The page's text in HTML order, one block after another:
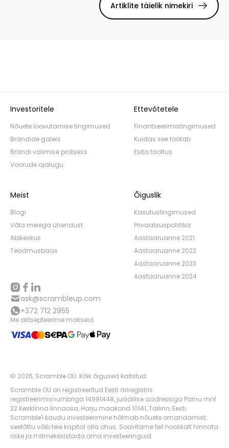
Artiklite täielik nimekiri
Investoritele
Nõuete loovutamise tingimused
Brändide galerii
Brändi valimise protsess
Voorude ajalugu
Ettevõtetele
Finantseerimistingimused
Kuidas see töötab
Esita taotlus
Meist
Blogi
Võta meiega ühendust
Abikeskus
Teadmusbaas
Õiguslik
Kasutustingimused
Privaatsuspoliitika
Aastaaruanne 2021
Aastaaruanne 2022
Aastaaruanne 2023
Aastaaruanne 2024
ask@scrambleup.com
+372 712 2955
Me aktsepteerime makseid
© 2026, Scramble OÜ. Kõik õigused kaitstud.
Scramble OU on registreeritud Eesti äriregistris
registreerimisnumbriga 14991448, juriidilise aadressiga Pärnu mnt
22 Kesklinna linnaosa, Harju maakond 10141, Tallinn, Eesti.
Scramble'i kaudu investeerimine hõlmab nõuete omandamist;
seetõttu võib teie kapital olla ohus. Soovitame teil hoolikalt hinnata
riske ja mitmekesistada oma investeeringuid.